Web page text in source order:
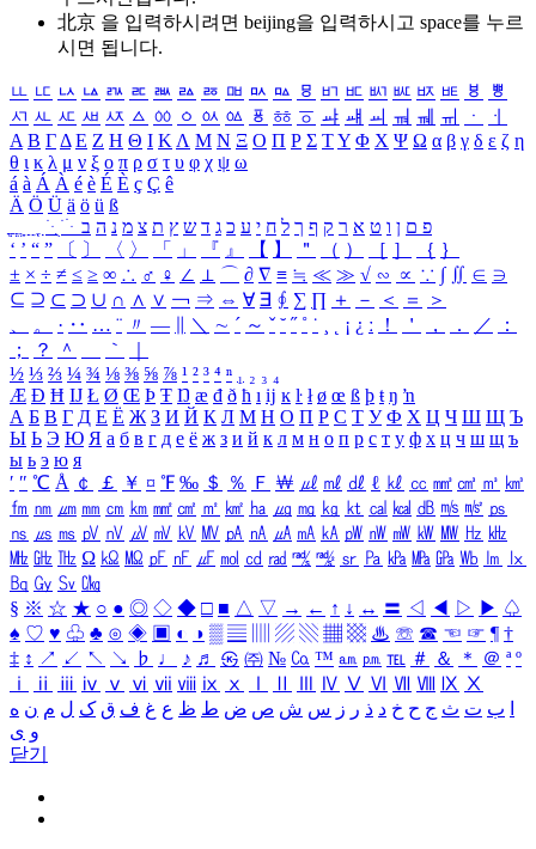
北京 을 입력하시려면 beijing을 입력하시고 space를 누르
시면 됩니다.
ㅥ ㅦ ㅧ ㅨ ㅩ ㅪ ㅫ ㅬ ㅭ ㅮ ㅯ ㅰ ㅱ ㅲ ㅳ ㅴ ㅵ ㅶ ㅷ ㅸ
ㅹ
ㅺ ㅻ ㅼ ㅽ ㅾ ㅿ ㆀ ㆁ ㆂ ㆃ ㆄ ㆅ ㆆ ㆇ ㆈ ㆉ ㆊ ㆋ ㆌ ㆍ
ㆎ
Α Β ΓΔ Ε Ζ Η Θ Ι ΚΛ Μ Ν Ξ Ο Π Ρ Σ ΤΥ Φ Χ Ψ Ω α β γ δ ε ζ η
θ ι κ λ μ ν ξ ο π ρ σ τ υ φ χ ψ ω
á à Á À é è É È ç Ç ê
Ä Ö Ü ä ö ü ß
ִֶֹ ֻּ ׁׂ פ ם ן ו ט א ר ק ף ך ל ח י ע כ ג ד ש ץ ת צ מ נ ה ב
‘ ’ “ ” 〔 〕 〈 〉 「 」 『 』 【 】 ＂ （ ） ［ ］ ｛ ｝
± × ÷ ≠ ≤ ≥ ∞ ∴ ♂ ♀ ∠ ⊥ ⌒ ∂ ∇ ≡ ≒ ≪ ≫ √ ∽ ∝ ∵ ∫ ∬ ∈ ∋
⊆ ⊇ ⊂ ⊃ ∪ ∩ ∧ ∨ ￢ ⇒ ⇔ ∀ ∃ ∮ ∑ ∏ ＋ － ＜ ＝
＞
、
。 · ‥ … ¨ 〃 ― ＼ ∼ ´ ～ ˇ ˘ ˝ ˚ ˙ ¸ ¡ ¿ ː ！ ＇ ， ． ／
：
；
？ ＾ ｀
½ ⅓ ⅔ ¼ ¾ ⅛ ⅜ ⅝ ⅞ ¹ ² ³ ⁴ ⁿ ₁ ₂ ₃ ₄
Æ Ð Ħ Ĳ Ł Ø Œ Þ Ŧ Ŋ æ đ ð ħ ı ĳ ĸ ŀ ł ø œ ß þ ŧ ŋ ŉ
А Б В Г Д Е Ё Ж З И Й К Л М Н О П Р С Т У Ф Х Ц Ч Ш Щ Ъ
Ы Ь Э Ю Я а б в г д е ё ж з и й к л м н о п р с т у ф х ц ч ш щ ъ
ы ь э ю я
′ ″ ℃ Å ￠ ￡ ￥ ¤ ℉ ‰ ＄ ％ Ｆ ￦ ㎕ ㎖ ㎗ ℓ ㎘ ㏄ ㎣ ㎤ ㎥ ㎦
㎙ ㎚ ㎛ ㎜ ㎝ ㎞ ㎟ ㎠ ㎡ ㎢ ㏊ ㎍ ㎎ ㎏ ㏏ ㎈ ㎉ ㏈ ㎧ ㎨ ㎰
㎱ ㎲ ㎳ ㎴ ㎵ ㎶ ㎷ ㎸ ㎹ ㎀ ㎁ ㎂ ㎃ ㎄ ㎺ ㎻ ㎽ ㎾ ㎿ ㎐ ㎑
㎒ ㎓ ㎔ Ω ㏀ ㏁ ㎊ ㎋ ㎌ ㏖ ㏅ ㎭ ㎮ ㎯ ㏛ ㎩ ㎪ ㎫ ㎬ ㏝ ㏐
㏓
㏃ ㏉ ㏜ ㏆
§ ※ ☆ ★ ○ ● ◎ ◇ ◆ □ ■ △ ▽ → ← ↑ ↓ ↔ 〓 ◁ ◀ ▷ ▶ ♤
♠ ♡ ♥ ♧ ♣ ⊙ ◈ ▣ ◐ ◑ ▒ ▤ ▨ ▧ ▦ ▩ ♨ ☏ ☎ ☜ ☞ ¶ †
‡ ↕ ↗ ↙ ↖ ↘ ♭ ♩ ♪ ♬ ㉿ ㈜ № ㏇ ™ ㏂ ㏘ ℡ ＃ ＆ ＊ ＠ ª º
ⅰ
ⅱ ⅲ ⅳ ⅴ ⅵ ⅶ ⅷ ⅸ ⅹ Ⅳ Ⅴ Ⅵ Ⅶ Ⅷ Ⅸ Ⅹ
ب ت ث ج ح خ د ذ ر ز س ش ص ض ط ظ ع غ ف ق ک ل م ن ه
و ی
닫기